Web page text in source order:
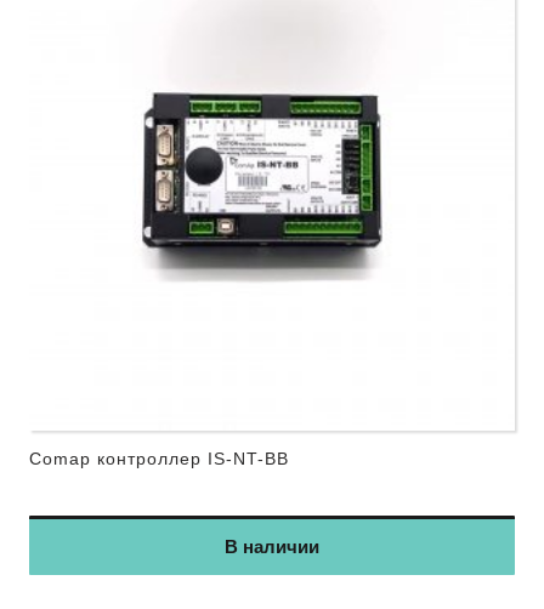
Comap контроллер IS-NT-BB
В наличии